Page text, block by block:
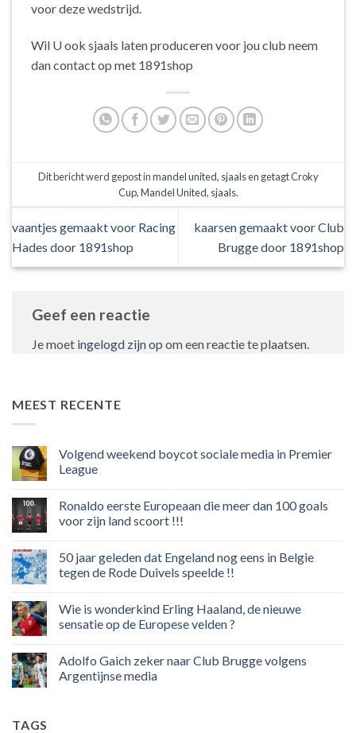
voor deze wedstrijd.
Wil U ook sjaals laten produceren voor jou club neem
dan contact op met 1891shop
Dit bericht werd gepost inmandel united, sjaalsen getagtCroky
Cup,Mandel United, sjaals.
vaantjes gemaakt voor Racing
Hades door 1891shop
kaarsen gemaakt voor Club
Brugge door 1891shop
Geef een reactie
Je moet ingelogd zijn op om een reactie te plaatsen.
MEEST RECENTE
Volgend weekend boycot sociale media in Premier
League
op
weekend
media
in
Premier
Ronaldo eerste Europeaan die meer dan 100 goals
voor zijn land scoort !!!
op
Ronaldo
eerste
meer
100
zijn
land
scoort
50 jaar geleden dat Engeland nog eens in Belgie
tegen de Rode Duivels speelde !!
op
jaar
Engeland
nog
eens
Wie is wonderkind Erling Haaland, de nieuwe
sensatie op de Europese velden ?
op
Wie
is
Adolfo Gaich zeker naar Club Brugge volgens
Argentijnse media
TAGS